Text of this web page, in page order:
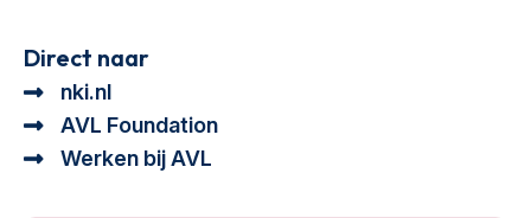
Direct naar
nki.nl
AVL Foundation
Werken bij AVL